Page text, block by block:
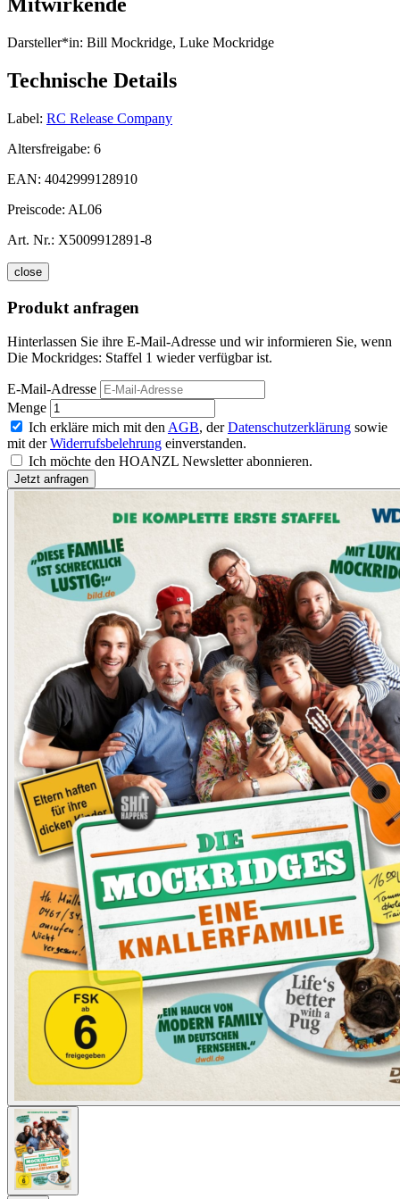
Mitwirkende
Darsteller*in: Bill Mockridge, Luke Mockridge
Technische Details
Label: RC Release Company
Altersfreigabe: 6
EAN: 4042999128910
Preiscode: AL06
Art. Nr.: X5009912891-8
close
Produkt anfragen
Hinterlassen Sie ihre E-Mail-Adresse und wir informieren Sie, wenn
Die Mockridges: Staffel 1 wieder verfügbar ist.
E-Mail-Adresse
Menge
Ich erkläre mich mit den AGB, derDatenschutzerklärung sowie
mit derWiderrufsbelehrung einverstanden.
Ich möchte den HOANZL Newsletter abonnieren.